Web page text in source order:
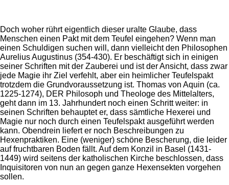
Doch woher rührt eigentlich dieser uralte Glaube, dass
Menschen einen Pakt mit dem Teufel eingehen? Wenn man
einen Schuldigen suchen will, dann vielleicht den Philosophen
Aurelius Augustinus (354-430). Er beschäftigt sich in einigen
seiner Schriften mit der Zauberei und ist der Ansicht, dass zwar
jede Magie ihr Ziel verfehlt, aber ein heimlicher Teufelspakt
trotzdem die Grundvoraussetzung ist. Thomas von Aquin (ca.
1225-1274), DER Philosoph und Theologe des Mittelalters,
geht dann im 13. Jahrhundert noch einen Schritt weiter: in
seinen Schriften behauptet er, dass sämtliche Hexerei und
Magie nur noch durch einen Teufelspakt ausgeführt werden
kann. Obendrein liefert er noch Beschreibungen zu
Hexenpraktiken. Eine (weniger) schöne Bescherung, die leider
auf fruchtbaren Boden fällt. Auf dem Konzil in Basel (1431-
1449) wird seitens der katholischen Kirche beschlossen, dass
Inquisitoren von nun an gegen ganze Hexensekten vorgehen
sollen.